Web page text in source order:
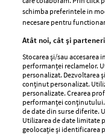
Atunci când vine
idei conflictuale în
greutate.
+ MAI MULTE
schimba preferintele in
necesare pentru
Atât noi, cât și
Stocarea și/sau
performanței reclamelor.
personalizat. Dezvoltarea
conținut personalizat.
personalizate. Crearea
performanței
de date din surse diferite.
Utilizarea de date limitate
geolocație și identificarea